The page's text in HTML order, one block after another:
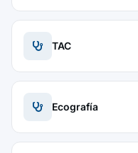
TAC
Ecografía